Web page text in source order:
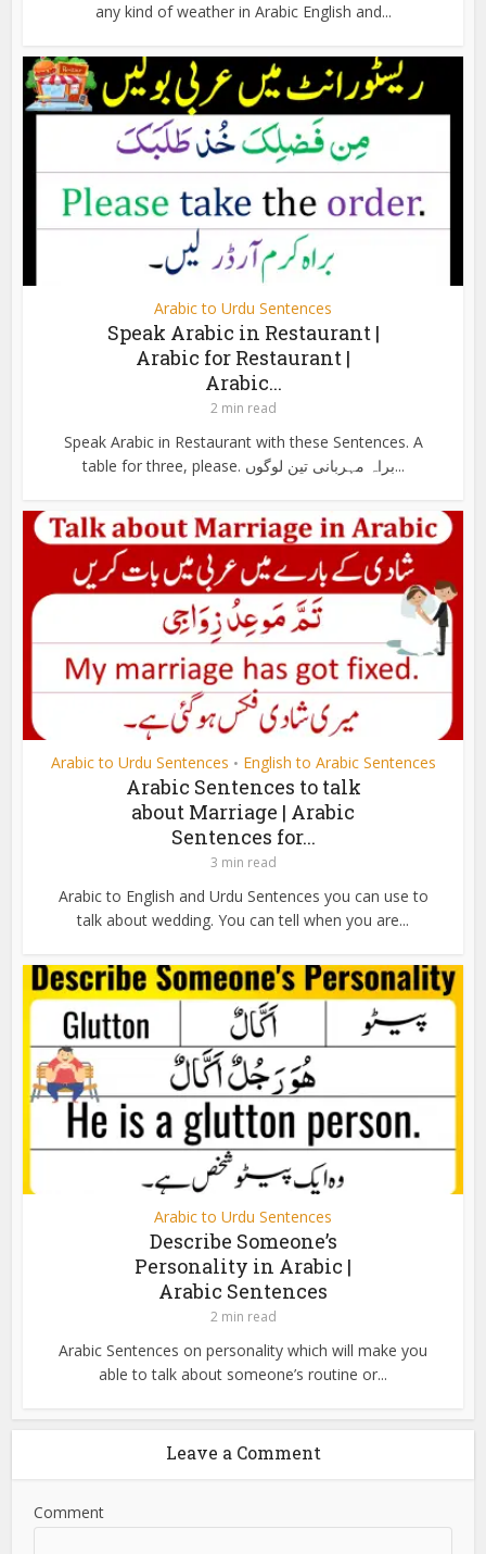
any kind of weather in Arabic English and...
Arabic to Urdu Sentences
Speak Arabic in Restaurant |
Arabic for Restaurant |
Arabic...
2 min read
Speak Arabic in Restaurant with these Sentences. A
table for three, please. براہ مہربانی تین لوگوں...
Arabic to Urdu Sentences • English to Arabic Sentences
Arabic Sentences to talk
about Marriage | Arabic
Sentences for...
3 min read
Arabic to English and Urdu Sentences you can use to
talk about wedding. You can tell when you are...
Arabic to Urdu Sentences
Describe Someone’s
Personality in Arabic |
Arabic Sentences
2 min read
Arabic Sentences on personality which will make you
able to talk about someone’s routine or...
Leave a Comment
Comment